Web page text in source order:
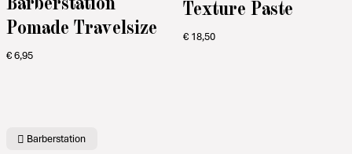
Pomade Travelsize
€6,95
Texture Paste
€18,50
Barberstation